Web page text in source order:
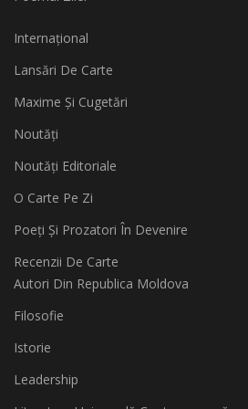
Internațional
Lansări De Carte
Maxime Și Cugetări
Noutăți
Noutăți Editoriale
O Carte Pe Zi
Poeți Și Prozatori În Devenire
Recenzii De Carte
Autori Din Republica Moldova
Filosofie
Istorie
Leadership